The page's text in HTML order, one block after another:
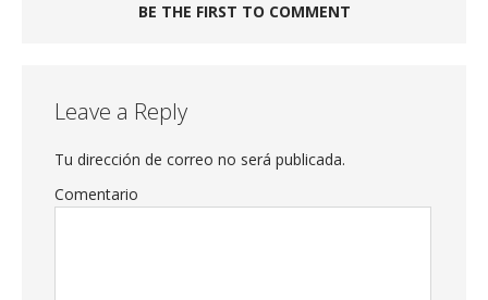
BE THE FIRST TO COMMENT
Leave a Reply
Tu dirección de correo no será publicada.
Comentario